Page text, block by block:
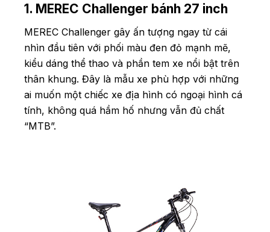
1. MEREC Challenger bánh 27 inch
MEREC Challenger gây ấn tượng ngay từ cái
nhìn đầu tiên với phối màu đen đỏ mạnh mẽ,
kiểu dáng thể thao và phần tem xe nổi bật trên
thân khung. Đây là mẫu xe phù hợp với những
ai muốn một chiếc xe địa hình có ngoại hình cá
tính, không quá hầm hố nhưng vẫn đủ chất
“MTB”.